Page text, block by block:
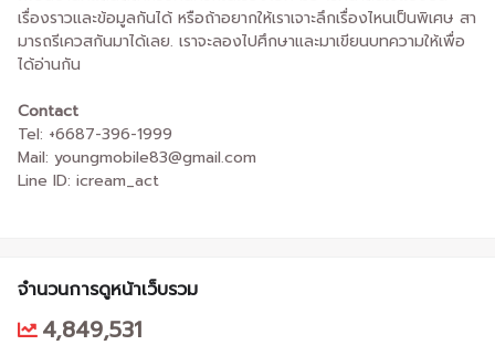
เรื่องราวและข้อมูลกันได้ หรือถ้าอยากให้เราเจาะลึกเรื่องไหนเป็นพิเศษ สา
มารถรีเควสกันมาได้เลย. เราจะลองไปศึกษาและมาเขียนบทความให้เพื่อ
ได้อ่านกัน
Contact
Tel: +6687-396-1999
Mail: youngmobile83@gmail.com
Line ID: icream_act
จำนวนการดูหน้าเว็บรวม
4,849,531